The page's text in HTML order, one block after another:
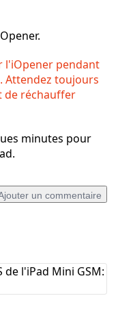
l'iOpener pendant
Attendez toujours
de réchauffer
minutes pour
un commentaire